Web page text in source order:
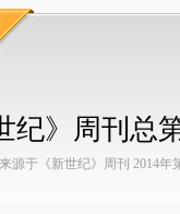
纪》周刊总
源于《新世纪》周刊 2014年